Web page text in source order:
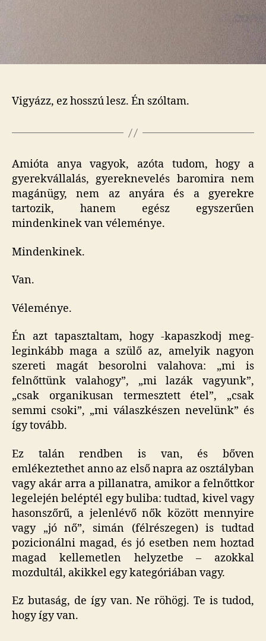
Vigyázz, ez hosszú lesz. Én szóltam.
Amióta anya vagyok, azóta tudom, hogy a
gyerekvállalás, gyereknevelés baromira nem
magánügy, nem az anyára és a gyerekre
tartozik, hanem egész egyszerűen
mindenkinek van véleménye.
Mindenkinek.
Van.
Véleménye.
Én azt tapasztaltam, hogy -kapaszkodj meg-
leginkább maga a szülő az, amelyik nagyon
szereti magát besorolni valahova: „mi is
felnőttünk valahogy”, „mi lazák vagyunk”,
„csak organikusan termesztett étel”, „csak
semmi csoki”, „mi válaszkészen nevelünk” és
így tovább.
Ez talán rendben is van, és bőven
emlékeztethet anno az első napra az osztályban
vagy akár arra a pillanatra, amikor a felnőttkor
legelején beléptél egy buliba: tudtad, kivel vagy
hasonszőrű, a jelenlévő nők között mennyire
vagy „jó nő”, simán (félrészegen) is tudtad
pozicionálni magad, és jó esetben nem hoztad
magad kellemetlen helyzetbe – azokkal
mozdultál, akikkel egy kategóriában vagy.
Ez butaság, de így van. Ne röhögj. Te is tudod,
hogy így van.